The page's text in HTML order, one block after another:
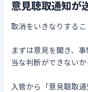
意見聴取通知が
取消をいきなりするこ
まずは意見を聞き、
当な判断ができないか
入管から「意見聴取